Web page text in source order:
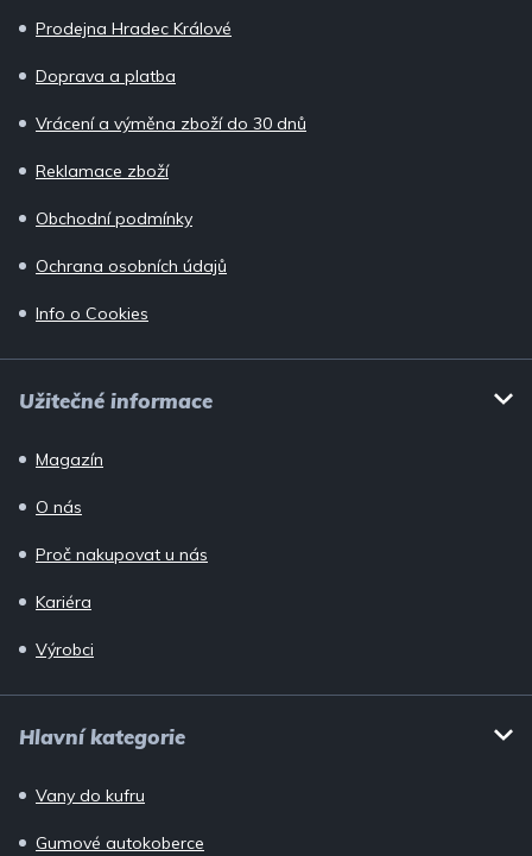
Prodejna Hradec Králové
Doprava a platba
Vrácení a výměna zboží do 30 dnů
Reklamace zboží
Obchodní podmínky
Ochrana osobních údajů
Info o Cookies
Užitečné informace
Magazín
O nás
Proč nakupovat u nás
Kariéra
Výrobci
Hlavní kategorie
Vany do kufru
Gumové autokoberce